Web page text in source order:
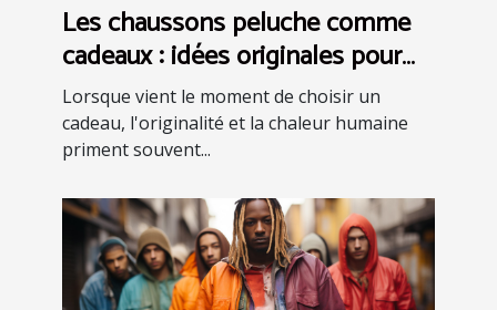
Les chaussons peluche comme
cadeaux : idées originales pour
faire plaisir
Lorsque vient le moment de choisir un
cadeau, l'originalité et la chaleur humaine
priment souvent...